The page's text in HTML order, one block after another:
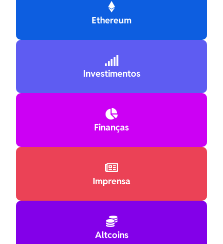

Ethereum

Investimentos

Finanças

Imprensa

Altcoins